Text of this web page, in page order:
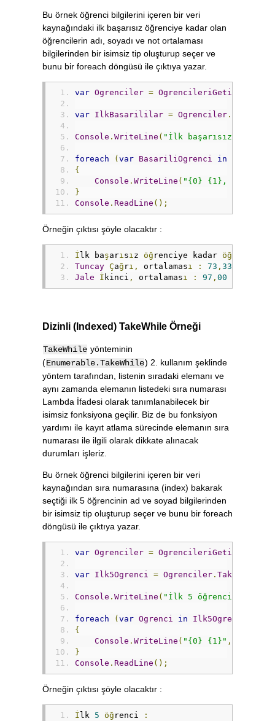
Bu örnek öğrenci bilgilerini içeren bir veri
kaynağındaki ilk başarısız öğrenciye kadar olan
öğrencilerin adı, soyadı ve not ortalaması
bilgilerinden bir isimsiz tip oluşturup seçer ve
bunu bir foreach döngüsü ile çıktıya yazar.
var Ogrenciler = OgrencileriGetir
var IlkBasarililar = Ogrenciler .
Console . WriteLine ( "İlk başarısız
foreach ( var BasariliOgrenci in
{
Console . WriteLine ( "{0} {1},
}
Console . ReadLine ();
Örneğin çıktısı şöyle olacaktır :
İ lk başarısız öğ renciye kadar öğ
Tuncay Çağ rı, ortalaması : 73 , 33
Jale
İ kinci , ortalaması : 97 , 00
Dizinli (Indexed) TakeWhile Örneği
TakeWhile yönteminin
(Enumerable.TakeWhile) 2. kullanım şeklinde
yöntem tarafından, listenin sıradaki elemanı ve
aynı zamanda elemanın listedeki sıra numarası
Lambda İfadesi olarak tanımlanabilecek bir
isimsiz fonksiyona geçilir. Biz de bu fonksiyon
yardımı ile kayıt atlama sürecinde elemanın sıra
numarası ile ilgili olarak dikkate alınacak
durumları işleriz.
Bu örnek öğrenci bilgilerini içeren bir veri
kaynağından sıra numarasına (index) bakarak
seçtiği ilk 5 öğrencinin ad ve soyad bilgilerinden
bir isimsiz tip oluşturup seçer ve bunu bir foreach
döngüsü ile çıktıya yazar.
var Ogrenciler = OgrencileriGetir
var Ilk5Ogrenci = Ogrenciler . TakeWhile
Console . WriteLine ( "İlk 5 öğrenci :"
foreach ( var Ogrenci in Ilk5Ogrenci
{
Console . WriteLine ( "{0} {1}" ,
}
Console . ReadLine ();
Örneğin çıktısı şöyle olacaktır :
İ lk 5 öğ renci
: